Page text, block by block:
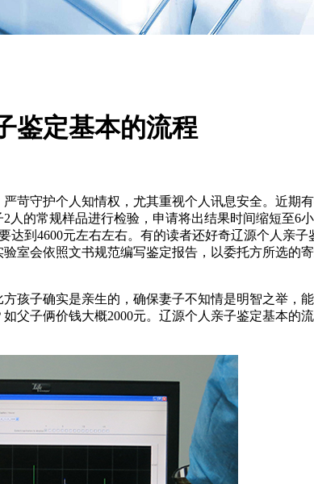
鉴定基本的流程
苛守护个人知情权，尤其重视个人讯息安全。近期
2人的常规样品进行检验，申请将出结果时间缩短至6
到4600元左右左右。有的读者还好奇辽源个人亲
室会依照文书规范编写鉴定报告，以委托方所选的
孩子确实是亲生的，确保妻子不知情是明智之举，
父子俩价钱大概2000元。辽源个人亲子鉴定基本的